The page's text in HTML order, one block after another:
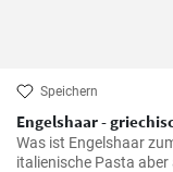
Speichern
Engelshaar -
Was ist Engelshaar zum Essen ? Engelshaar ist wie ganz dünne
italienische Pasta aber